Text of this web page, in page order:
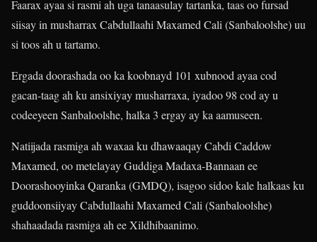
Faarax ayaa si rasmi ah uga tanaasulay tartanka, taas oo fursad
siisay in musharrax Cabdullaahi Maxamed Cali (Sanbaloolshe) uu
si toos ah u tartamo.
Ergada doorashada oo ka koobnayd 101 xubnood ayaa cod
gacan-taag ah ku ansixiyay musharraxa, iyadoo 98 cod ay u
codeeyeen Sanbaloolshe, halka 3 ergay ay ka aamuseen.
Natiijada rasmiga ah waxaa ku dhawaaqay Cabdi Caddow
Maxamed, oo metelayay Guddiga Madaxa-Bannaan ee
Doorashooyinka Qaranka (GMDQ), isagoo sidoo kale halkaas ku
guddoonsiiyay Cabdullaahi Maxamed Cali (Sanbaloolshe)
shahaadada rasmiga ah ee Xildhibaanimo.